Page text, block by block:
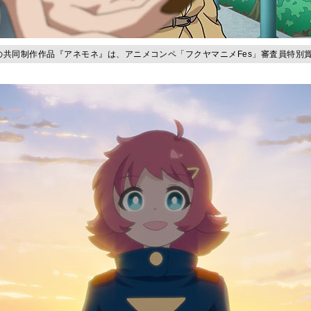
共同制作作品『アネモネ』は、アニメコンペ「フクヤマニメFes」審査員特別